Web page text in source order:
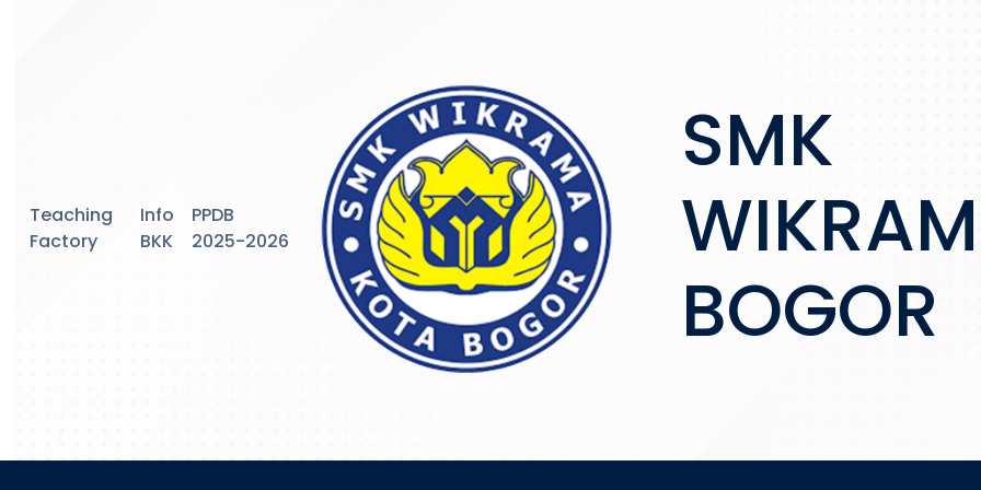
Teaching
Factory
Info
BKK
PPDB
2025-2026
SMK
BOGOR